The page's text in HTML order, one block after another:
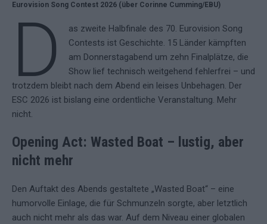
Eurovision Song Contest 2026 (über Corinne Cumming/EBU)
D
as zweite Halbfinale des 70. Eurovision Song
Contests ist Geschichte. 15 Länder kämpften
am Donnerstagabend um zehn Finalplätze, die
Show lief technisch weitgehend fehlerfrei – und
trotzdem bleibt nach dem Abend ein leises Unbehagen. Der
ESC 2026 ist bislang eine ordentliche Veranstaltung. Mehr
nicht.
Opening Act: Wasted Boat – lustig, aber
nicht mehr
Den Auftakt des Abends gestaltete „Wasted Boat“ – eine
humorvolle Einlage, die für Schmunzeln sorgte, aber letztlich
auch nicht mehr als das war. Auf dem Niveau einer globalen